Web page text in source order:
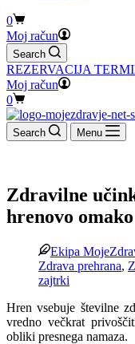
Shopping
cart
0
Moj račun
Search
REZERVACIJA
Moj račun
Shopping
cart
0
Search Menu
Zdravilne
hrenovo omako
Ekipa
Zdrava prehrana,
zajtrki
Hren vsebuje številne
vredno večkrat
obliki presnega namaza.